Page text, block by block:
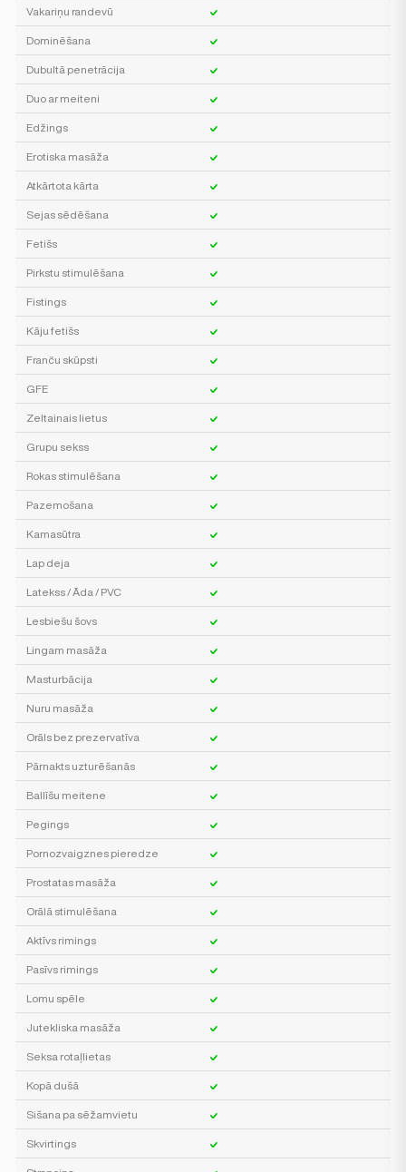
Vakariņu randevū
Dominēšana
Dubultā penetrācija
Duo ar meiteni
Edžings
Erotiska masāža
Atkārtota kārta
Sejas sēdēšana
Fetišs
Pirkstu stimulēšana
Fistings
Kāju fetišs
Franču skūpsti
GFE
Zeltainais lietus
Grupu sekss
Rokas stimulēšana
Pazemošana
Kamasūtra
Lap deja
Latekss / Āda / PVC
Lesbiešu šovs
Lingam masāža
Masturbācija
Nuru masāža
Orāls bez prezervatīva
Pārnakts uzturēšanās
Ballīšu meitene
Pegings
Pornozvaigznes pieredze
Prostatas masāža
Orālā stimulēšana
Aktīvs rimings
Pasīvs rimings
Lomu spēle
Jutekliska masāža
Seksa rotaļlietas
Kopā dušā
Sišana pa sēžamvietu
Skvirtings